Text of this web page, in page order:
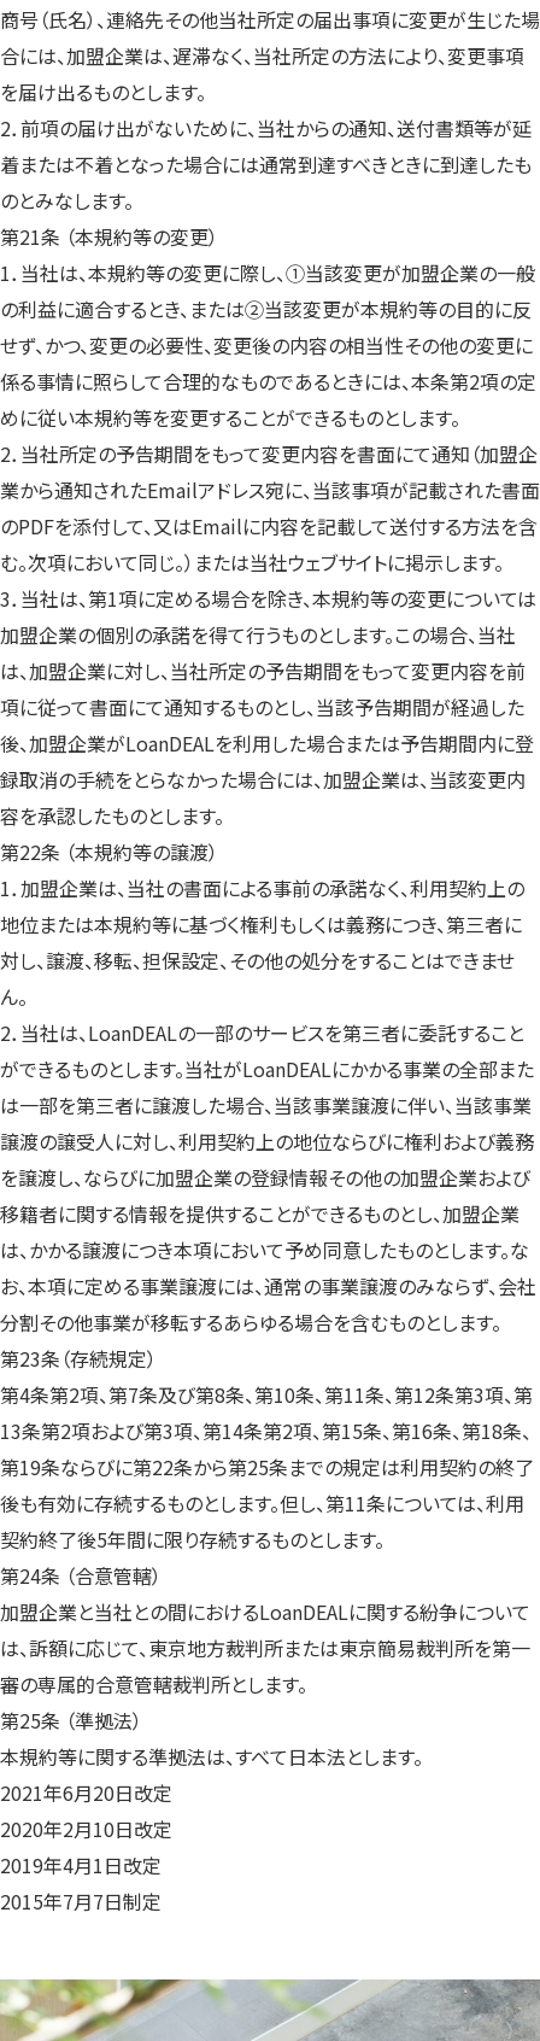
商号（氏名）、連絡先その他当社所定の届出事項に変更が生じた場
合には、加盟企業は、遅滞なく、当社所定の方法により、変更事項
を届け出るものとします。
2．前項の届け出がないために、当社からの通知、送付書類等が延
着または不着となった場合には通常到達すべきときに到達したも
のとみなします。
第21条 （本規約等の変更）
1．当社は、本規約等の変更に際し、①当該変更が加盟企業の一般
の利益に適合するとき、または②当該変更が本規約等の目的に反
せず、かつ、変更の必要性、変更後の内容の相当性その他の変更に
係る事情に照らして合理的なものであるときには、本条第2項の定
めに従い本規約等を変更することができるものとします。
2．当社所定の予告期間をもって変更内容を書面にて通知（加盟企
業から通知されたEmailアドレス宛に、当該事項が記載された書面
のPDFを添付して、又はEmailに内容を記載して送付する方法を含
む。次項において同じ。）または当社ウェブサイトに掲示します。
3．当社は、第1項に定める場合を除き、本規約等の変更については
加盟企業の個別の承諾を得て行うものとします。この場合、当社
は、加盟企業に対し、当社所定の予告期間をもって変更内容を前
項に従って書面にて通知するものとし、当該予告期間が経過した
後、加盟企業がLoanDEALを利用した場合または予告期間内に登
録取消の手続をとらなかった場合には、加盟企業は、当該変更内
容を承認したものとします。
第22条 （本規約等の譲渡）
1．加盟企業は、当社の書面による事前の承諾なく、利用契約上の
地位または本規約等に基づく権利もしくは義務につき、第三者に
対し、譲渡、移転、担保設定、その他の処分をすることはできませ
ん。
2．当社は、LoanDEALの一部のサービスを第三者に委託すること
ができるものとします。当社がLoanDEALにかかる事業の全部また
は一部を第三者に譲渡した場合、当該事業譲渡に伴い、当該事業
譲渡の譲受人に対し、利用契約上の地位ならびに権利および義務
を譲渡し、ならびに加盟企業の登録情報その他の加盟企業および
移籍者に関する情報を提供することができるものとし、加盟企業
は、かかる譲渡につき本項において予め同意したものとします。な
お、本項に定める事業譲渡には、通常の事業譲渡のみならず、会社
分割その他事業が移転するあらゆる場合を含むものとします。
第23条（存続規定）
第4条第2項、第7条及び第8条、第10条、第11条、第12条第3項、第
13条第2項および第3項、第14条第2項、第15条、第16条、第18条、
第19条ならびに第22条から第25条までの規定は利用契約の終了
後も有効に存続するものとします。但し、第11条については、利用
契約終了後5年間に限り存続するものとします。
第24条 （合意管轄）
加盟企業と当社との間におけるLoanDEALに関する紛争について
は、訴額に応じて、東京地方裁判所または東京簡易裁判所を第一
審の専属的合意管轄裁判所とします。
第25条 （準拠法）
本規約等に関する準拠法は、すべて日本法とします。
2021年6月20日改定
2020年2月10日改定
2019年4月1日改定
2015年7月7日制定